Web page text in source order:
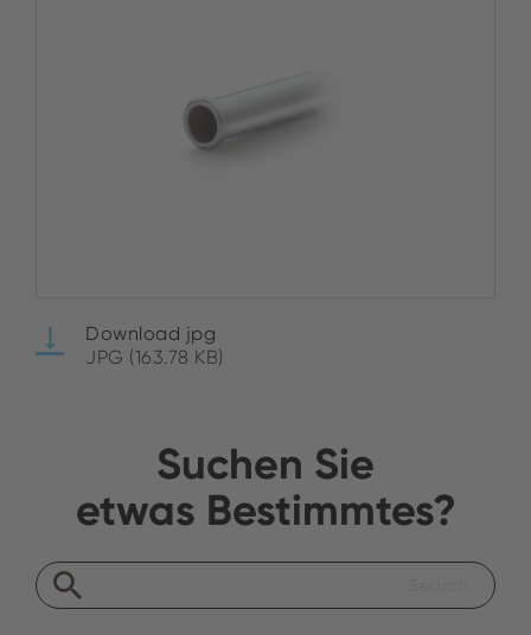
Download jpg
JPG (163.78 KB)
Suchen Sie
etwas Bestimmtes?